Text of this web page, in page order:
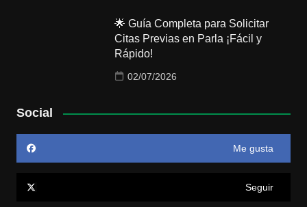
🌟 Guía Completa para Solicitar
Citas Previas en Parla ¡Fácil y
Rápido!
02/07/2026
Social
Me gusta
Seguir